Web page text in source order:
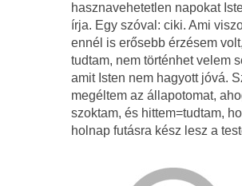
hasznavehetetlen napokat
írja. Egy szóval: ciki. Ami
ennél is erősebb érzésem
tudtam, nem történhet velem
amit Isten nem hagyott jóvá.
megéltem az állapotomat,
szoktam, és hittem=tudtam,
holnap futásra kész lesz a